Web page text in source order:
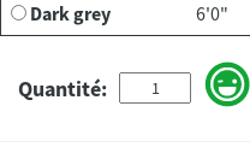
Dark grey
6'0"
Quantité: